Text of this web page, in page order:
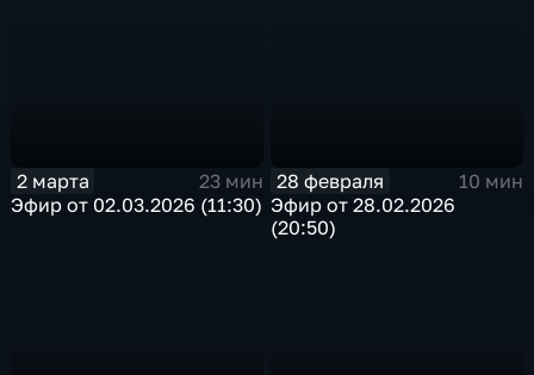
2 марта
23 мин
Эфир от 02.03.2026 (11:30)
28 февраля
10 мин
Эфир от 28.02.2026
(20:50)